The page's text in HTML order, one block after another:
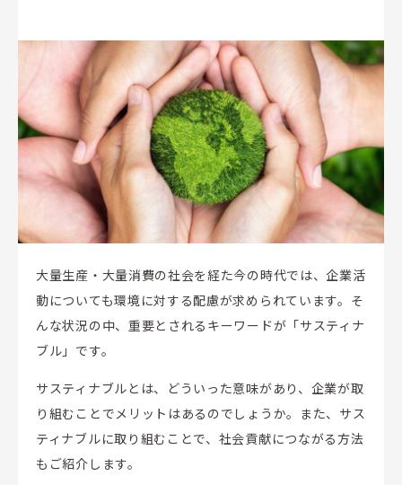
大量生産・大量消費の社会を経た今の時代では、企業活
動についても環境に対する配慮が求められています。そ
んな状況の中、重要とされるキーワードが「サスティナ
ブル」です。
サスティナブルとは、どういった意味があり、企業が取
り組むことでメリットはあるのでしょうか。また、サス
ティナブルに取り組むことで、社会貢献につながる方法
もご紹介します。